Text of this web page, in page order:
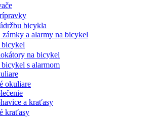
bicykla
zámky a alarmy na bicykel
bicykel
na bicykel
s alarmom
okuliare
a kraťasy
kraťasy